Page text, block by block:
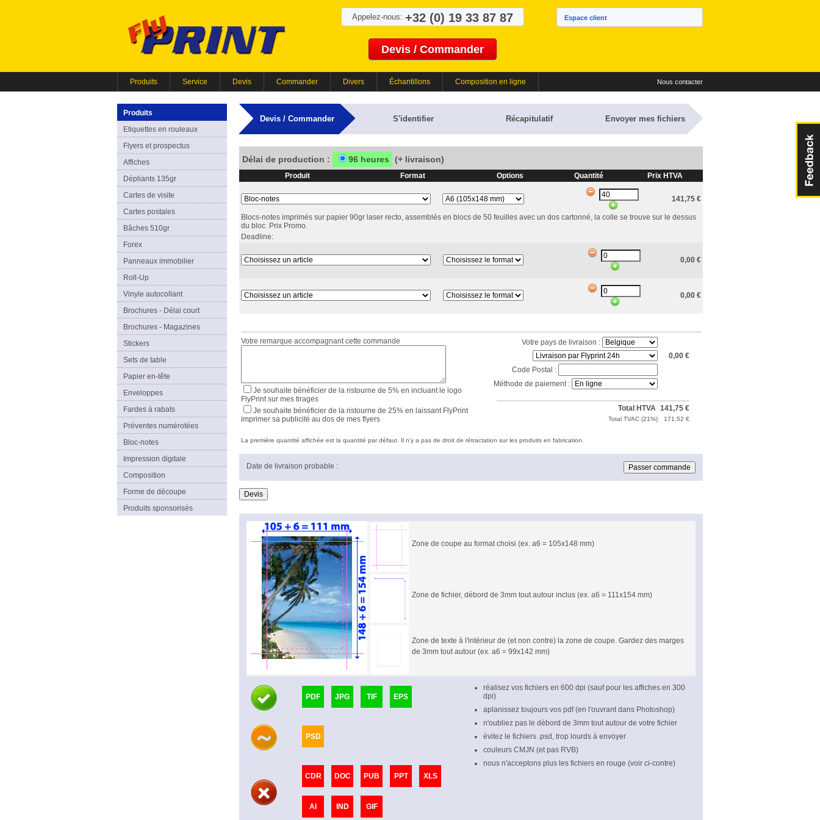
Appelez-nous: +32 (0) 19 33 87 87
Devis / Commander
Espace client
Nous contacter
Produits Service Devis Commander Divers Échantillons Composition en ligne
Produits
Etiquettes en rouleaux
Flyers et prospectus
Affiches
Dépliants 135gr
Cartes de visite
Cartes postales
Bâches 510gr
Forex
Panneaux immobilier
Roll-Up
Vinyle autocollant
Brochures - Délai court
Brochures - Magazines
Stickers
Sets de table
Papier en-tête
Enveloppes
Fardes à rabats
Préventes numérotées
Bloc-notes
Impression digitale
Composition
Forme de découpe
Produits sponsorisés
Devis / Commander S'identifier Récapitulatif Envoyer mes fichiers
Délai de production : 96 heures (+ livraison)
Produit Format Options Quantité Prix HTVA
141,75 €
Blocs-notes imprimés sur papier 90gr laser recto, assemblés en blocs de 50 feuilles avec un dos cartonné, la colle se trouve sur le dessus
du bloc. Prix Promo.
Deadline:
0,00 €
0,00 €
Votre remarque accompagnant cette commande
Je souhaite bénéficier de la ristourne de 5% en incluant le logo
FlyPrint sur mes tirages
Je souhaite bénéficier de la ristourne de 25% en laissant FlyPrint
imprimer sa publicité au dos de mes flyers
Votre pays de livraison :
0,00 €
Code Postal :
Méthode de paiement :
Total HTVA 141,75 €
Total TVAC (21%) 171,52 €
La première quantité affichée est la quantité par défaut. Il n'y a pas de droit de rétractation sur les produits en fabrication.
Date de livraison probable :
Zone de coupe au format choisi (ex. a6 = 105x148 mm)
Zone de fichier, débord de 3mm tout autour inclus (ex. a6 = 111x154 mm)
Zone de texte à l'intérieur de (et non contre) la zone de coupe. Gardez des marges
de 3mm tout autour (ex. a6 = 99x142 mm)
PDF JPG TIF EPS
PSD
CDR DOC PUB PPT XLS
AI IND GIF
réalisez vos fichiers en 600 dpi (sauf pour les affiches en 300
dpi)
aplanissez toujours vos pdf (en l'ouvrant dans Photoshop)
n'oubliez pas le débord de 3mm tout autour de votre fichier
évitez le fichiers .psd, trop lourds à envoyer
couleurs CMJN (et pas RVB)
nous n'acceptons plus les fichiers en rouge (voir ci-contre)